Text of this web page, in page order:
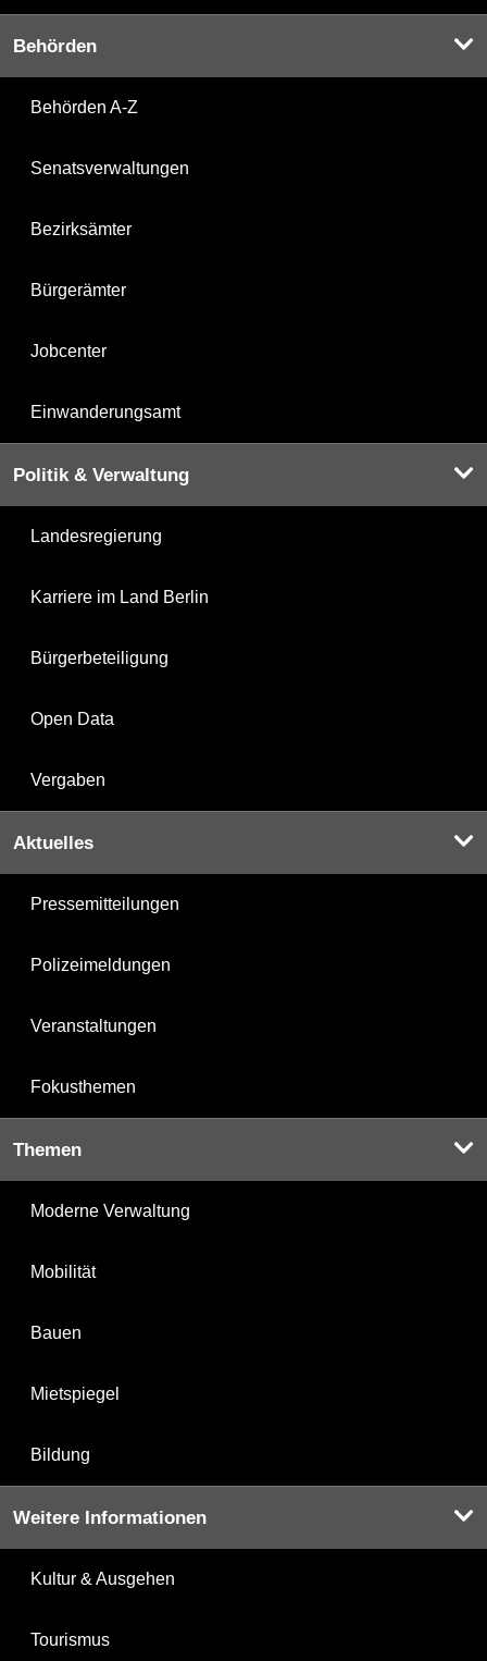
Behörden
Behörden A-Z
Senatsverwaltungen
Bezirksämter
Bürgerämter
Jobcenter
Einwanderungsamt
Politik & Verwaltung
Landesregierung
Karriere im Land Berlin
Bürgerbeteiligung
Open Data
Vergaben
Aktuelles
Pressemitteilungen
Polizeimeldungen
Veranstaltungen
Fokusthemen
Themen
Moderne Verwaltung
Mobilität
Bauen
Mietspiegel
Bildung
Weitere Informationen
Kultur & Ausgehen
Tourismus